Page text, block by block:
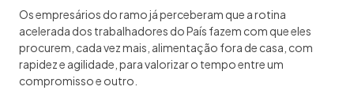
Os empresários do ramo já perceberam que a rotina
acelerada dos trabalhadores do País fazem com que eles
procurem, cada vez mais, alimentação fora de casa, com
rapidez e agilidade, para valorizar o tempo entre um
compromisso e outro.